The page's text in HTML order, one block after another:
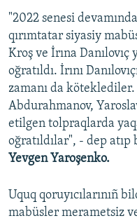
"2022 senesi
qırımtatar siyasiy
Kroş ve İrına
oğratıldı. İrını
zamanı da köteklediler.
Abdurahmanov,
etilgen tolpraqlarda
oğratıldılar", - dep atıp
Yevgen Yaroşenko.
Uquq qoruyıcılarınıñ
mabüsler merametsiz